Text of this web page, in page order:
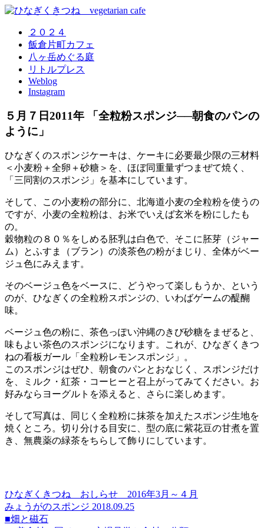
２０２４
飯倉片町カフェ
八ヶ岳めぐる庭
リトルプレス
Weblog
Instagram
５月７日2011年 「全粒粉スポンジ──朝食のパンの
ように」
ひなぎくのスポンジケーキは、ケーキに必要最少限の三材料
＜小麦粉＋全卵＋砂糖＞を、ほぼ同重量ずつまぜて焼く、
「三同割のスポンジ」を基本にしています。
そして、この小麦粉の部分に、北海道小麦の全粒粉を使うの
ですが、小麦の全粒粉は、お米でいえば玄米を粉にしたも
の。
穀物粒の８０％をしめる胚乳は白色で、そこに胚芽（ジャー
ム）とふすま（ブラン）の淡茶色の粉がまじり、全体がベー
ジュ色にみえます。
そのベージュ色をベースに、どうやって楽しもうか、という
のが、ひなぎくの全粒粉スポンジの、いわばゲームの醍醐
味。
ベージュ色の粉に、茶色っぽい沖縄のきび砂糖をまぜると、
味もよい茶色のスポンジになります。これが、ひなぎくきつ
ねの看板ガール「全粒粉レモンスポンジ」。
このスポンジはぜひ、朝食のパンとおなじく、スポンジだけ
を、ミルク・紅茶・コーヒーと召上がってみてください。お
好みならヨーグルトを添えると、さらに楽しめます。
そして写真は、同じく全粒粉に抹茶を加えたスポンジ生地を
焼くところ。切り分ける目安に、型の底に紫花豆の甘煮を置
き、無農薬の緑茶をちらして飾りにしています。
ひなぎくきつね おしらせ 2016年3月～４月
みょうがのスポンジ 2018.09.25
■畑と磁石